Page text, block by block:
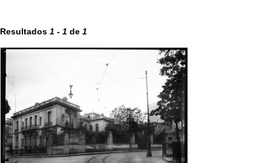
Resultados 1 - 1 de 1